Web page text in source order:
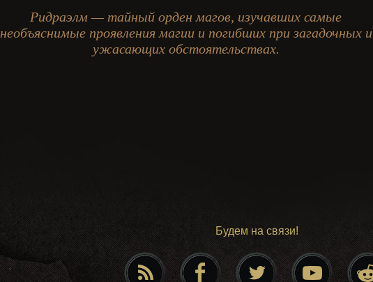
Ридраэлм — тайный орден магов, изучавших самые
необъяснимые проявления магии и погибших при загадочных и
ужасающих обстоятельствах.
Будем на связи!